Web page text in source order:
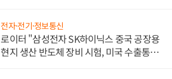
전자·전기·정보통신
로이터 "삼성전자 SK하이닉스 중국 공장용
현지 생산 반도체 장비 시험, 미국 수출통제